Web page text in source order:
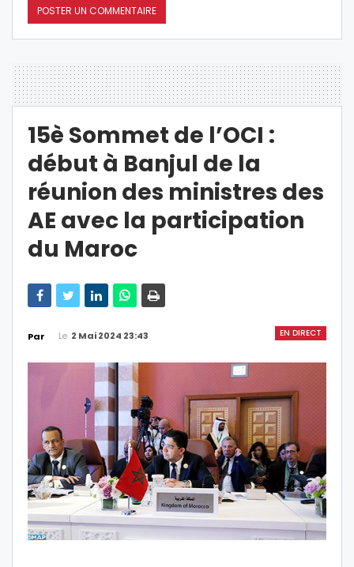
15è Sommet de l’OCI :
début à Banjul de la
réunion des ministres des
AE avec la participation
du Maroc
EN DIRECT
Par Le 2 Mai 2024 23:43